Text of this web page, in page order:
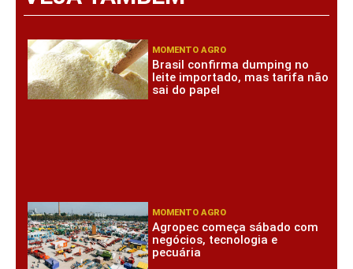
MOMENTO AGRO
Brasil confirma dumping no
leite importado, mas tarifa não
sai do papel
MOMENTO AGRO
Agropec começa sábado com
negócios, tecnologia e
pecuária